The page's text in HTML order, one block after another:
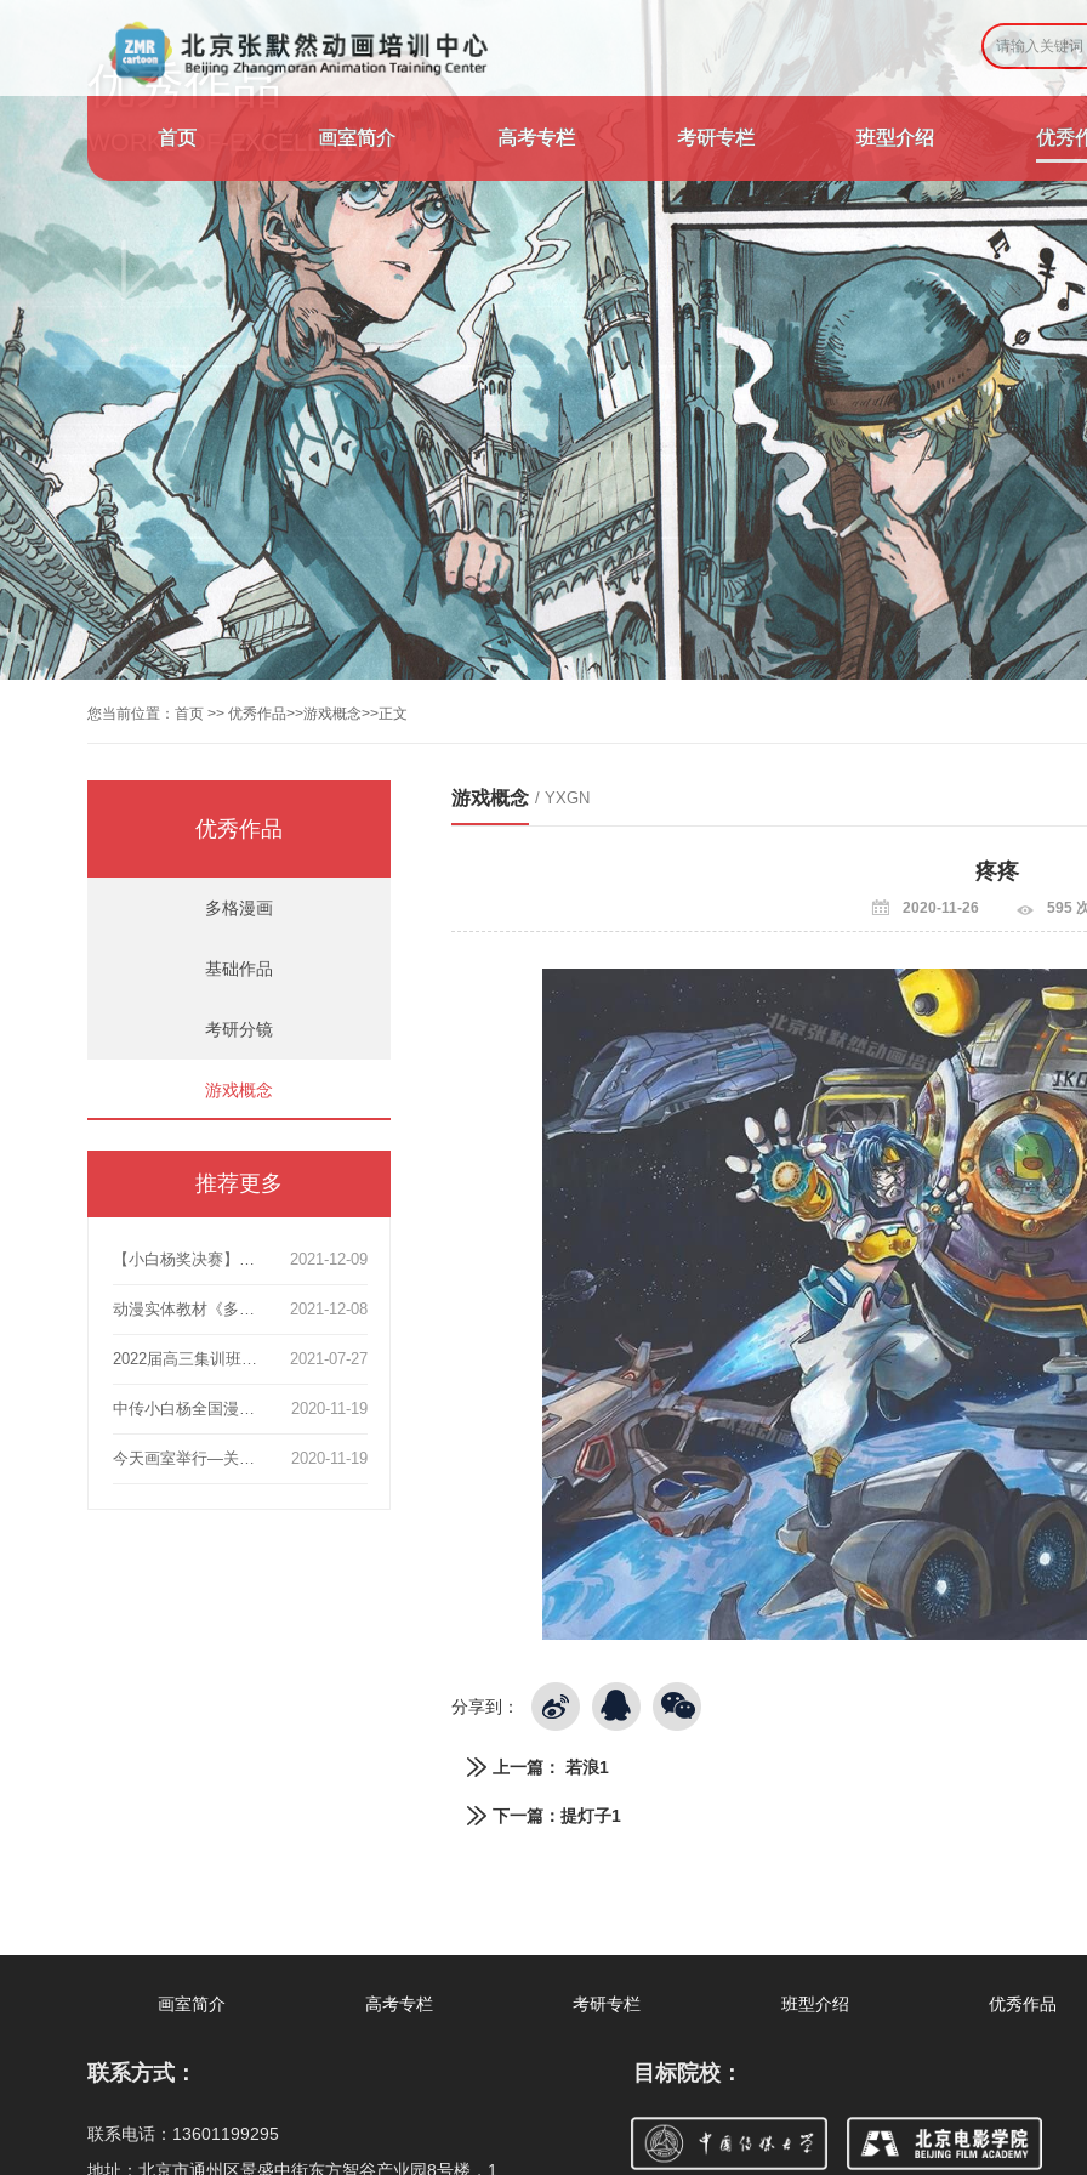
首页 画室简介 高考专栏 考研专栏 班型介绍 优秀
优秀作品
WORKS-OF-EXCELLENCE
您当前位置： 首页 >> 优秀作品>>游戏概念>>正文
优秀作品
多格漫画
基础作品
考研分镜
游戏概念
推荐更多
【小白杨奖决赛】张默然动画获奖51人次！其中漫画故事类获奖49人，占获奖总额1/2。一等奖4人，二等奖13人 ，三等奖11人。 2021-12-09
动漫实体教材《多格漫画、游戏中传北影高考教材》上线啦!分享知识，图书带你探索动画梦想！ 2021-12-08
2022届高三集训班【第一阶段：静物素描】作品展示与总结 2021-07-27
中传小白杨全国漫画共计110获奖名额，张默然画室独占39人 2020-11-19
今天画室举行—关于2020年动画高考第一次报考会！ 2020-11-19
游戏概念 / YXGN
疼疼
2020-11-26 595
分享到：
上一篇： 若浪1
下一篇： 提灯子1
画室简介 高考专栏 考研专栏 班型介绍 优秀作品
联系方式：
联系电话：13601199295
地址：北京市通州区景盛中街东方智谷产业园8号楼，1
目标院校：